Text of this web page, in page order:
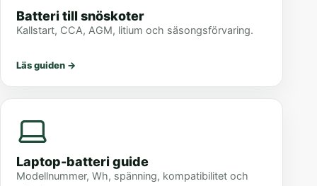
Batteri till snöskoter
Kallstart, CCA, AGM, litium och säsongsförvaring.
Läs guiden →
Laptop-batteri guide
Modellnummer, Wh, spänning, kompatibilitet och